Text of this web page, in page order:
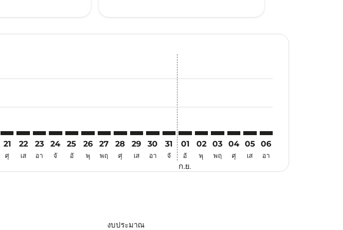
cmp-view-offers-disclaimer. ค้นหาข้อเสนอ
MYY–USM: cmp-view-offers-disclaimer. ค้นหาข้อเสนอ
21
ศุ
MYY–USM: cmp-view-offers-disclaimer. ค้นหาข้อเสนอ
22
เส
MYY–USM: cmp-view-offers-disclaimer. ค้นหาข้อเสนอ
23
อา
MYY–USM: cmp-view-offers-disclaimer. ค้นหาข้อเสนอ
24
จั
MYY–USM: cmp-view-offers-disclaimer. ค้นหาข้อเสนอ
25
อั
MYY–USM: cmp-view-offers-disclaimer. ค้นหาข้อเสนอ
26
พุ
MYY–USM: cmp-view-offers-disclaimer. ค้นหาข้อเสนอ
27
พฤ
MYY–USM: cmp-view-offers-disclaimer. ค้นหาข้อเสนอ
28
ศุ
MYY–USM: cmp-view-offers-disclaimer. ค้นหาข้อเสนอ
29
เส
MYY–USM: cmp-view-offers-disclaimer. ค้นหาข้อเสนอ
30
อา
MYY–USM: cmp-view-offers-disclaimer. ค้นหาข้อ
31
จั
01
อั
ก.ย.
02
พุ
03
พฤ
04
ศุ
05
เส
06
อา
งบประมาณ